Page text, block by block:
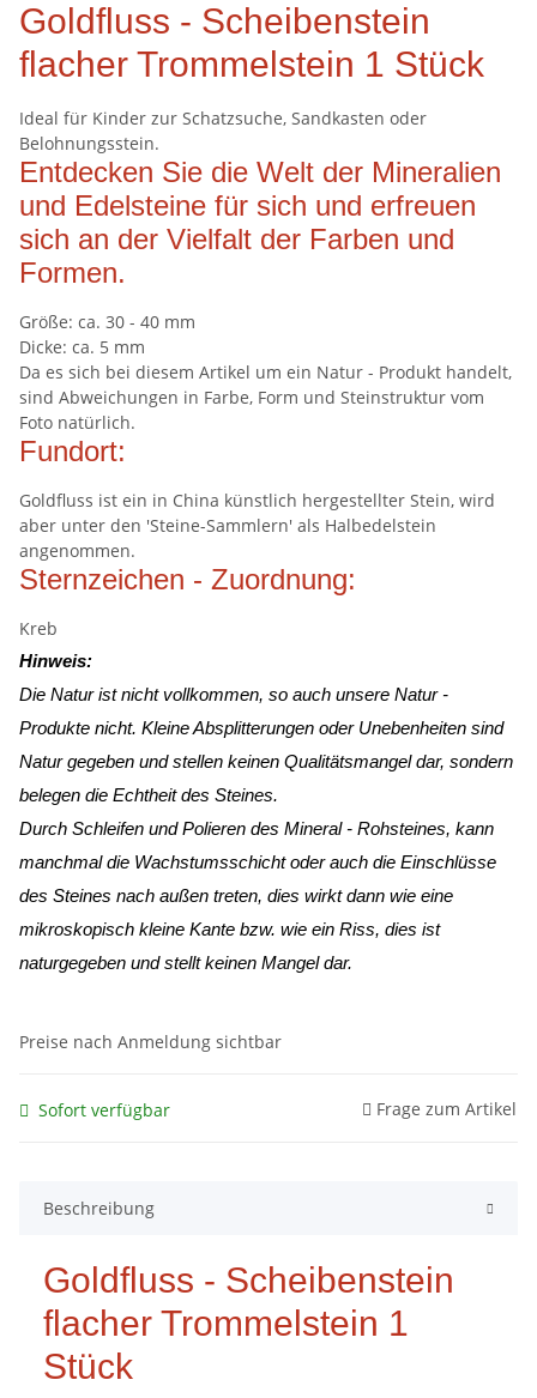
Goldfluss - Scheibenstein
flacher Trommelstein 1 Stück
Ideal für Kinder zur Schatzsuche, Sandkasten oder
Belohnungsstein.
Entdecken Sie die Welt der Mineralien
und Edelsteine für sich und erfreuen
sich an der Vielfalt der Farben und
Formen.
Größe: ca. 30 - 40 mm
Dicke: ca. 5 mm
Da es sich bei diesem Artikel um ein Natur - Produkt handelt,
sind Abweichungen in Farbe, Form und Steinstruktur vom
Foto natürlich.
Fundort:
Goldfluss ist ein in China künstlich hergestellter Stein, wird
aber unter den 'Steine-Sammlern' als Halbedelstein
angenommen.
Sternzeichen - Zuordnung:
Kreb
Hinweis:
Die Natur ist nicht vollkommen, so auch unsere Natur -
Produkte nicht. Kleine Absplitterungen oder Unebenheiten sind
Natur gegeben und stellen keinen Qualitätsmangel dar, sondern
belegen die Echtheit des Steines.
Durch Schleifen und Polieren des Mineral - Rohsteines, kann
manchmal die Wachstumsschicht oder auch die Einschlüsse
des Steines nach außen treten, dies wirkt dann wie eine
mikroskopisch kleine Kante bzw. wie ein Riss, dies ist
naturgegeben und stellt keinen Mangel dar.
Preise nach Anmeldung sichtbar
Sofort verfügbar Frage zum Artikel
Beschreibung
Goldfluss - Scheibenstein
flacher Trommelstein 1
Stück